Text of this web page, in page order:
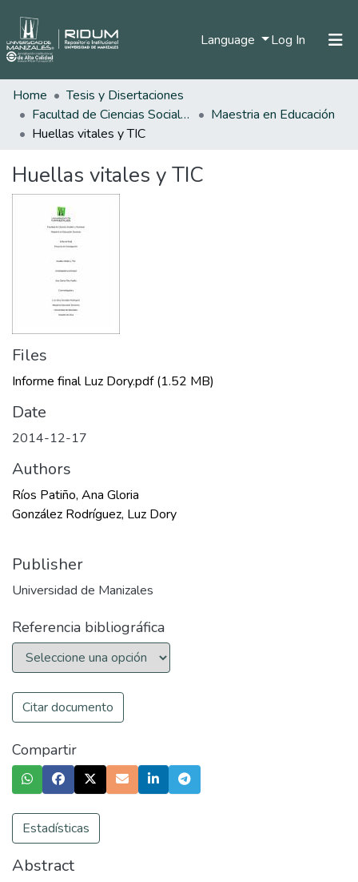
Language Log In (current)
Home
Tesis y Disertaciones
Facultad de Ciencias Sociales y Humanas
Maestria en Educación
Huellas vitales y TIC
Huellas vitales y TIC
Files
Informe final Luz Dory.pdf(1.52 MB)
Date
2014-12-17
Authors
Ríos Patiño, Ana Gloria
González Rodríguez, Luz Dory
Publisher
Universidad de Manizales
Referencia bibliográfica
Citar documento
Compartir
Estadísticas
Abstract